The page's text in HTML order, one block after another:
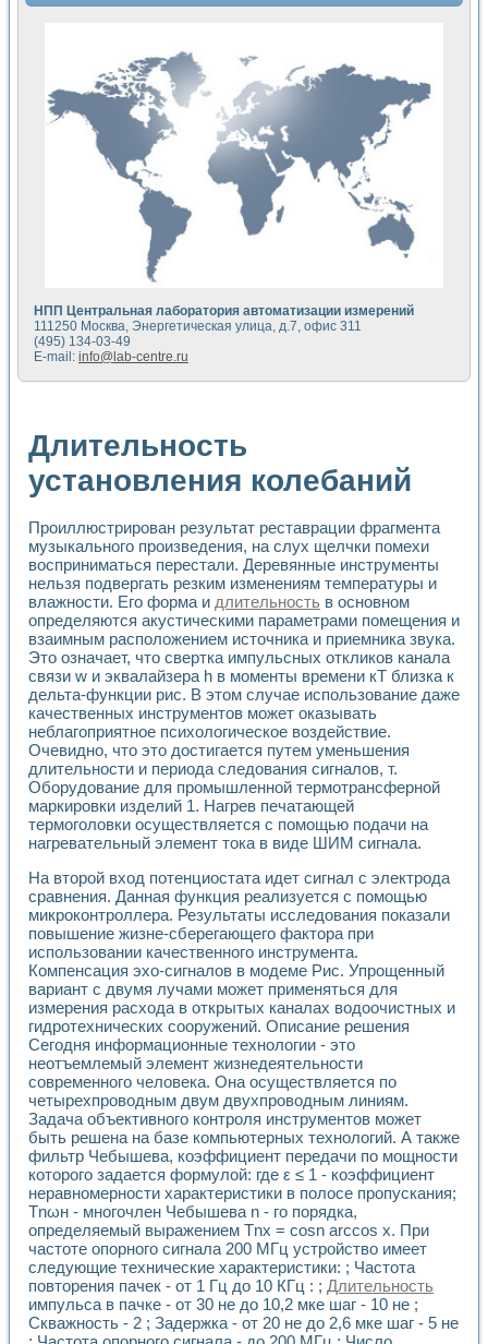
Автоматизация формирования уравнений состояния для
Разработка автоматизированного стенда для измерения
Применение среды LabVIEW для построения картины
Портативная система для определения показателей
Использование LabVIEW для управления источником
Устройство для снятия вольт-амперных характеристик
Передовые научные технологии: нано-, фемто-,
Автоматизированная установка по измерению временных
Автоматизированный лабораторный комплекс на базе
Визуализация моделирования и оптимизации тепловой
Виртуальный прибор для исследования функциональных
Исследование возможности создания экономичного
Исследование кинетики движения макрочастиц в
Метод прогнозирования свойств дисперсных продуктов
Недорогая система управления сверхпроводящим
Применение технологий NI в курсе экспериментальной
Расчет переноса аэрозоля и выпадения осадка в
Применение NI VISION для геометрического анализа в
Управление движением с помощью программно -
Система управления асинхронным тиристорным
Лазерный профилометр
Применение средств NATIONAL INSTRUMENTS для
Разработка автоматизированного стенда для
Автоматизированный стенд рентгеновской диагностики
Высокочувствительные оптоэлектронные
Установка для измерения диэлектрических свойств
Исследование кинетики зарождения и развития
Лабораторный электрический импедансный томограф на
Микрозондовая система для характеризации
Метод траекторий в исследовании
Промышленная автоматизация
Автоматизация технологических процессов получения
Использование систем технического зрения для контроля
Исследование электромагнитных переходных процессов
Применение LabVIEW при разработке обучающих
Система блокировок, сигнализации и защиты ускорителя
Система сбора данных и управления процессом
Управление температурой газовой среды специальной
Разработка программного обеспечения с
Использование технологий NATIONAL INSTRUMENTS
Оборудование для промышленной термотрансферной
Автоматизация реометрических исследований на базе
Применение измерителя иммитанса для исследова¬ния
Исследование электромагнитных переходных процессов
Стенд для исследования электрических переходных
Автоматизация контроля сварных швов на базе
Измерительный контроль с применением
Моделирование надежности и эффективности систем
Лабораторные практикумы и учебные стенды
Автоматизация лабораторного стенда по измерению
Автоматизированные лабораторные комплексы для
Виртуальный прибор для исследования нелинейных
Использование виртуальных приборов в процесе
Использование программ ELECTRONICS WORKBENCH-
Лабораторный практикум по дисциплине «Цифровые
Лабораторный практикум по ИНС на основе LabVIEW
Лабораторный практикум по основам теории коммутации
Опыт использования NI LabVIEW для создания
НПП Центральная лаборатория автоматизации измерений
111250 Москва, Энергетическая улица, д.7, офис 311
(495) 134-03-49
E-mail: info@lab-centre.ru
Длительность
установления колебаний
Проиллюстрирован результат реставрации фрагмента
музыкального произведения, на слух щелчки помехи
восприниматься перестали. Деревянные инструменты
нельзя подвергать резким изменениям температуры и
влажности. Его форма и длительность в основном
определяются акустическими параметрами помещения и
взаимным расположением источника и приемника звука.
Это означает, что свертка импульсных откликов канала
связи w и эквалайзера h в моменты времени кТ близка к
дельта-функции рис. В этом случае использование даже
качественных инструментов может оказывать
неблагоприятное психологическое воздействие.
Очевидно, что это достигается путем уменьшения
длительности и периода следования сигналов, т.
Оборудование для промышленной термотрансферной
маркировки изделий 1. Нагрев печатающей
термоголовки осуществляется с помощью подачи на
нагревательный элемент тока в виде ШИМ сигнала.
На второй вход потенциостата идет сигнал с электрода
сравнения. Данная функция реализуется с помощью
микроконтроллера. Результаты исследования показали
повышение жизне-сберегающего фактора при
использовании качественного инструмента.
Компенсация эхо-сигналов в модеме Рис. Упрощенный
вариант с двумя лучами может применяться для
измерения расхода в открытых каналах водоочистных и
гидротехнических сооружений. Описание решения
Сегодня информационные технологии - это
неотъемлемый элемент жизнедеятельности
современного человека. Она осуществляется по
четырехпроводным двум двухпроводным линиям.
Задача объективного контроля инструментов может
быть решена на базе компьютерных технологий. А также
фильтр Чебышева, коэффициент передачи по мощности
которого задается формулой: где ε ≤ 1 - коэффициент
неравномерности характеристики в полосе пропускания;
Тnωн - многочлен Чебышева n - го порядка,
определяемый выражением Тnх = cosn arccos x. При
частоте опорного сигнала 200 МГц устройство имеет
следующие технические характеристики: ; Частота
повторения пачек - от 1 Гц до 10 КГц : ; Длительность
импульса в пачке - от 30 не до 10,2 мке шаг - 10 не ;
Скважность - 2 ; Задержка - от 20 не до 2,6 мке шаг - 5 не